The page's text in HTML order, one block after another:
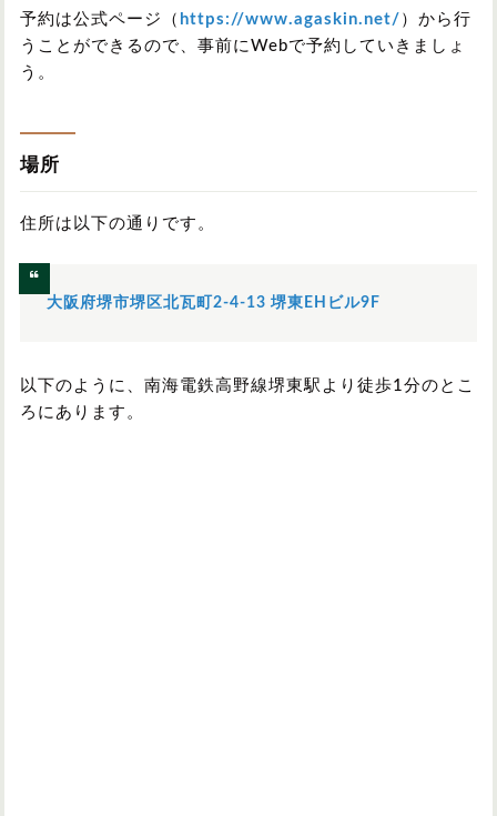
予約は公式ページ（ https://www.agaskin.net/ ）から行
うことができるので、事前にWebで予約していきましょ
う。
場所
住所は以下の通りです。
大阪府堺市堺区北瓦町2-4-13 堺東EHビル9F
以下のように、南海電鉄高野線堺東駅より徒歩1分のとこ
ろにあります。